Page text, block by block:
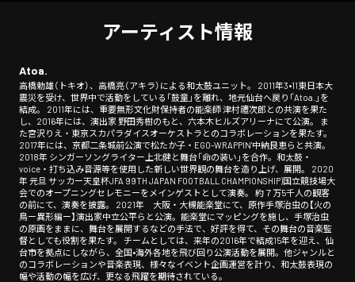
アーティスト情報
Atoa.
高橋勅雄（トキオ）、高橋亮（アキラ）による和太鼓ユニット。 2011年3•11東日本大
震災を受け、世界中で活動をしている「鼓童」を離れ、地元仙台へ戻り「Atoa.」を
結成。 2011年には、重要無形文化財保持者の能楽師 津村禮次郎との共演を果た
し、2016年には、演出家 野田秀樹のもと、六本木ヒルズアリーナにて公演。 ま
た宮沢りえ・東京スカパラダイスオーケストラとのコラボレーションを果たす。
2017年には、京都二条城前公演で松たか子・EGO-WRAPPIN'中納良恵らと共演。
2018年 シンガーソングライター上北健と舞台「命の装い」を合作。和太鼓・
voice・打ち込み音源等を使用した新しい世界観の舞台を造り上げ、展開。 2020
年 元旦 サッカー天皇杯JFA 99TH JAPAN FOOTBALL CHAMPIONSHIP)国立競技場大
会でのオープニングセレモニーをメインゲストとして演奏。 約７万5千人の観客
の前にて、演奏を披露。 2021年 大阪・大槻能楽堂にて、原作手塚治虫の【火の
鳥ー異形編ー】演出家中立公平らと公演。能楽堂にマッピングを施し、手塚治虫
の原画をままに、舞台を展開するなどの手法で、好評を得て、その舞台の音楽監
督としても役割を果たす。 チームとしては、来年の2016年で結成15年を迎え、仙
台市を拠点にしながら、全国•海外各地を飛び回り公演活動を展開。他ジャンルと
のコラボレーションや音楽表現、様々なイベント企画運営を計り、和太鼓表現の
幅や活動の幅を広げ、更なる飛躍を期待されている。